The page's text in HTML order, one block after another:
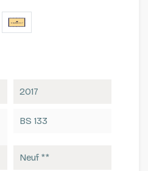
2017
BS 133
Neuf **